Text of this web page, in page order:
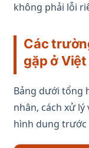
không phải lỗi
Các
gặp ở
Bảng dưới tổng
nhân, cách xử
hình dung trước